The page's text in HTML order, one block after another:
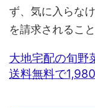
ず、気に入らな
を請求されるこ
大地宅配の旬野
送料無料で